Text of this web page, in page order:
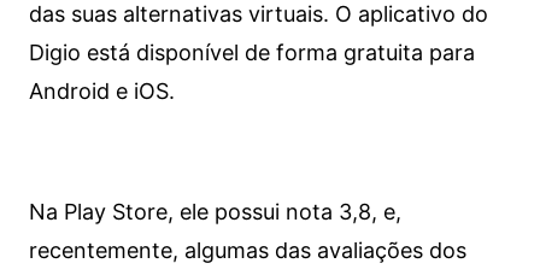
das suas alternativas virtuais. O aplicativo do
Digio está disponível de forma gratuita para
Android e iOS.
Na Play Store, ele possui nota 3,8, e,
recentemente, algumas das avaliações dos